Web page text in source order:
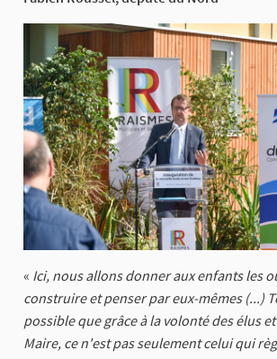
« Ici, nous allons donner aux enfants les
construire et penser par eux-mêmes (...)
possible que grâce à la volonté des élus
Maire, ce n'est pas seulement celui qui